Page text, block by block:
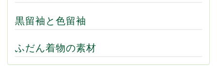
黒留袖と色留袖
ふだん着物の素材